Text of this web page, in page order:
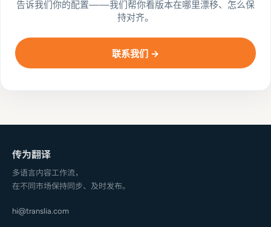
告诉我们你的配置——我们帮你看版本在哪里漂移、怎么保
持对齐。
联系我们 →
传为翻译
多语言内容工作流，
在不同市场保持同步、及时发布。
hi@translia.com